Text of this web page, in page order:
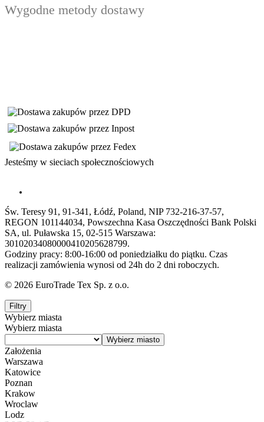
Wygodne metody dostawy
Jesteśmy w sieciach społecznościowych
Św. Teresy 91, 91-341, Łódź, Poland, NIP 732-216-37-57,
REGON 101144034, Powszechna Kasa Oszczędności Bank Polski
SA, ul. Puławska 15, 02-515 Warszawa:
30102034080000410205628799.
Godziny pracy: 8:00-16:00 od poniedziałku do piątku. Czas
realizacji zamówienia wynosi od 24h do 2 dni roboczych.
© 2026 EuroTrade Tex Sp. z o.o.
Filtry
Wybierz miasta
Wybierz miasta
Założenia
Warszawa
Katowice
Poznan
Krakow
Wroclaw
Lodz